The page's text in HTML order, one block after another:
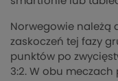
Norwegowie należą
zaskoczeń tej fazy
punktów po
3:2. W obu meczach